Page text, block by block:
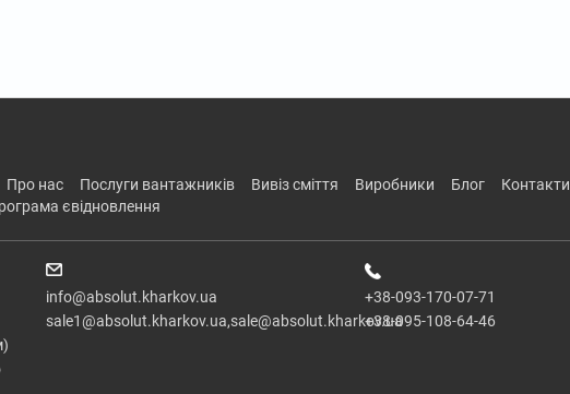
про нас послуги вантажників вивіз сміття виробники блог контакти
програма євідновлення
info@absolut.kharkov.ua
sale1@absolut.kharkov.ua,sale@absolut.kharkov.ua
+38-093-170-07-71
+38-095-108-64-46